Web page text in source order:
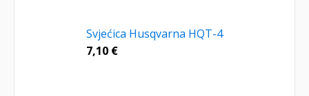
Svjećica Husqvarna HQT-4
7,10 €